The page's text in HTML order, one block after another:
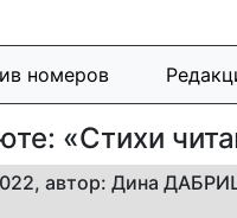
номеров
«Стихи
автор: Дина